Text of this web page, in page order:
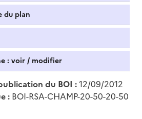
du plan
: voir / modifier
du BOI :12/09/2012
: BOI-RSA-CHAMP-20-50-20-50
au format pdf